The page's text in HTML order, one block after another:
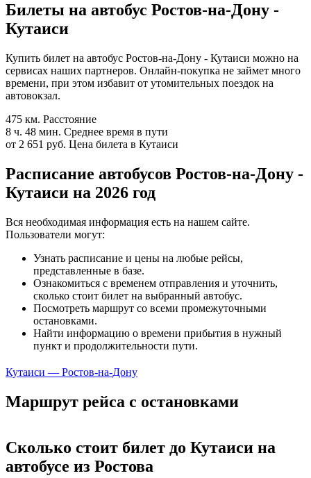
Билеты на автобус Ростов-на-Дону -
Кутаиси
Купить билет на автобус Ростов-на-Дону - Кутаиси можно на
сервисах наших партнеров. Онлайн-покупка не займет много
времени, при этом избавит от утомительных поездок на
автовокзал.
475 км. Расстояние
8 ч. 48 мин. Среднее время в пути
от 2 651 руб. Цена билета в Кутаиси
Расписание автобусов Ростов-на-Дону -
Кутаиси на 2026 год
Вся необходимая информация есть на нашем сайте.
Пользователи могут:
Узнать расписание и цены на любые рейсы,
представленные в базе.
Ознакомиться с временем отправления и уточнить,
сколько стоит билет на выбранный автобус.
Посмотреть маршрут со всеми промежуточными
остановками.
Найти информацию о времени прибытия в нужный
пункт и продолжительности пути.
Кутаиси — Ростов-на-Дону
Маршрут рейса с остановками
Сколько стоит билет до Кутаиси на
автобусе из Ростова